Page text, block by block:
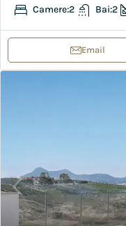
Camere:2 Bai:2
Email